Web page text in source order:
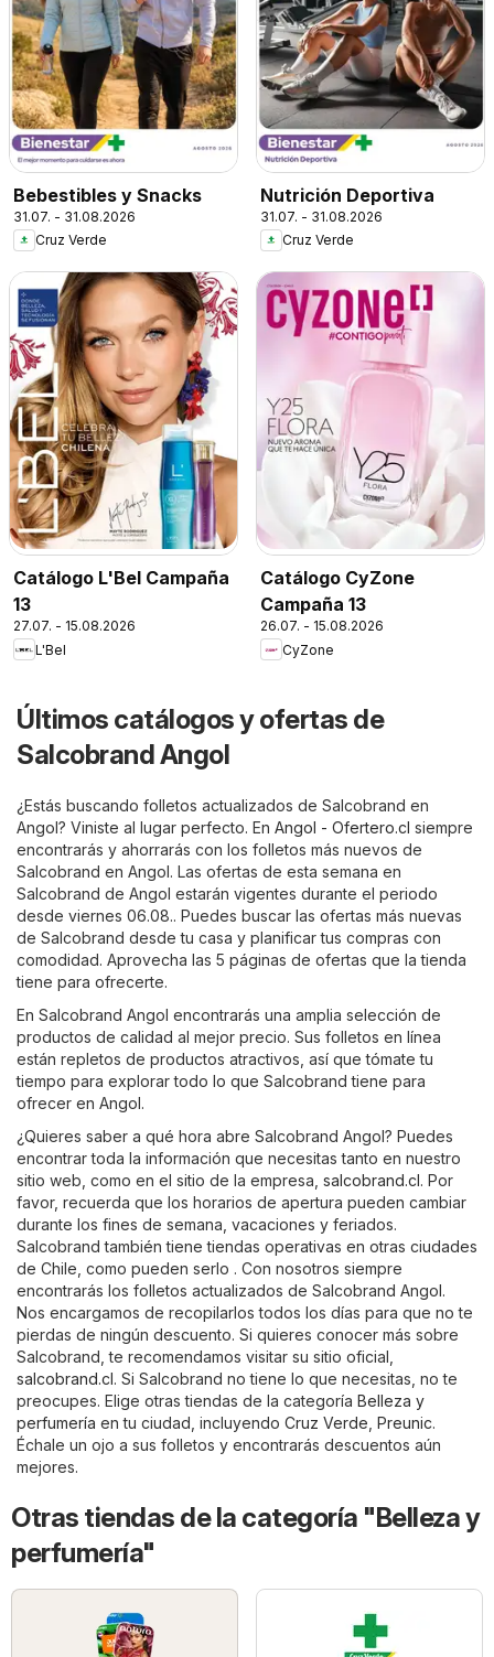
Bebestibles y Snacks
31.07. - 31.08.2026
Cruz Verde
Nutrición Deportiva
31.07. - 31.08.2026
Cruz Verde
Catálogo L'Bel Campaña
13
27.07. - 15.08.2026
L'Bel
Catálogo CyZone
Campaña 13
26.07. - 15.08.2026
CyZone
Últimos catálogos y ofertas de
Salcobrand Angol
¿Estás buscando folletos actualizados de Salcobrand en
Angol? Viniste al lugar perfecto. En Angol - Ofertero.cl siempre
encontrarás y ahorrarás con los folletos más nuevos de
Salcobrand en Angol. Las ofertas de esta semana en
Salcobrand de Angol estarán vigentes durante el periodo
desde viernes 06.08.. Puedes buscar las ofertas más nuevas
de Salcobrand desde tu casa y planificar tus compras con
comodidad. Aprovecha las 5 páginas de ofertas que la tienda
tiene para ofrecerte.
En Salcobrand Angol encontrarás una amplia selección de
productos de calidad al mejor precio. Sus folletos en línea
están repletos de productos atractivos, así que tómate tu
tiempo para explorar todo lo que Salcobrand tiene para
ofrecer en Angol.
¿Quieres saber a qué hora abre Salcobrand Angol? Puedes
encontrar toda la información que necesitas tanto en nuestro
sitio web, como en el sitio de la empresa, salcobrand.cl. Por
favor, recuerda que los horarios de apertura pueden cambiar
durante los fines de semana, vacaciones y feriados.
Salcobrand también tiene tiendas operativas en otras ciudades
de Chile, como pueden serlo . Con nosotros siempre
encontrarás los folletos actualizados de Salcobrand Angol.
Nos encargamos de recopilarlos todos los días para que no te
pierdas de ningún descuento. Si quieres conocer más sobre
Salcobrand, te recomendamos visitar su sitio oficial,
salcobrand.cl. Si Salcobrand no tiene lo que necesitas, no te
preocupes. Elige otras tiendas de la categoría Belleza y
perfumería en tu ciudad, incluyendo Cruz Verde Preunic.
Échale un ojo a sus folletos y encontrarás descuentos aún
mejores.
Otras tiendas de la categoría "Belleza y
perfumería"